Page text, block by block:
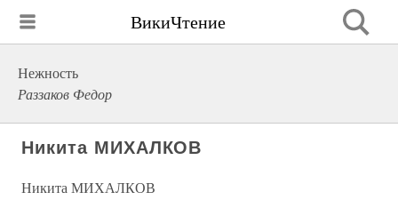
ВикиЧтение
Нежность
Раззаков Федор
Никита МИХАЛКОВ
Никита МИХАЛКОВ